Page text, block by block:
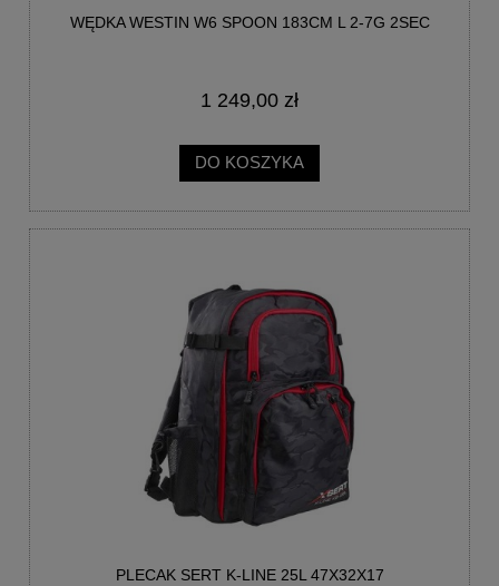
WĘDKA WESTIN W6 SPOON 183CM L 2-7G 2SEC
1 249,00 zł
DO KOSZYKA
PLECAK SERT K-LINE 25L 47X32X17